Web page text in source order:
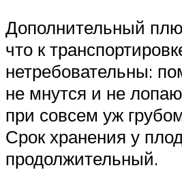
Дополнительный
что к
нетребовательны:
не мнутся и не
при совсем уж
Срок хранения у
продолжительный.